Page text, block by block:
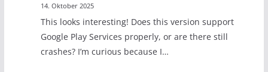
14. Oktober 2025
This looks interesting! Does this version support
Google Play Services properly, or are there still
crashes? I’m curious because I…